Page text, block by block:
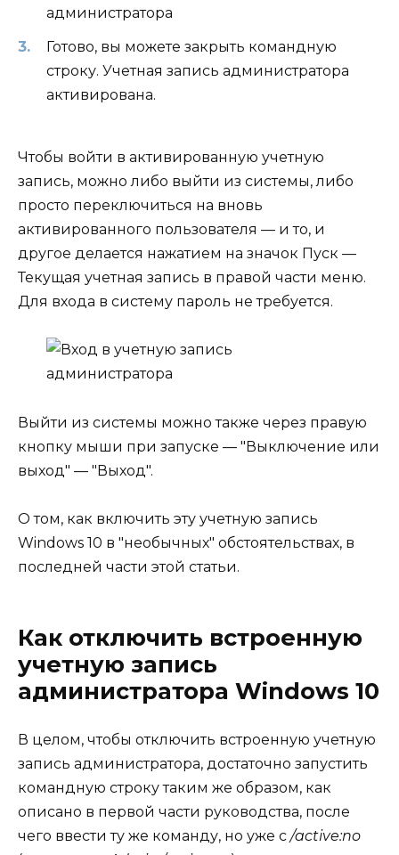
Готово, вы можете закрыть командную
строку. Учетная запись администратора
активирована.
Чтобы войти в активированную учетную
запись, можно либо выйти из системы, либо
просто переключиться на вновь
активированного пользователя — и то, и
другое делается нажатием на значок Пуск —
Текущая учетная запись в правой части меню.
Для входа в систему пароль не требуется.
Выйти из системы можно также через правую
кнопку мыши при запуске — "Выключение или
выход" — "Выход".
О том, как включить эту учетную запись
Windows 10 в "необычных" обстоятельствах, в
последней части этой статьи.
Как отключить встроенную
учетную запись
администратора Windows 10
В целом, чтобы отключить встроенную учетную
запись администратора, достаточно запустить
командную строку таким же образом, как
описано в первой части руководства, после
чего ввести ту же команду, но уже с /active:no